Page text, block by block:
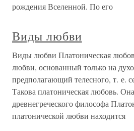
рождения Вселенной. По его
Виды любви
Виды любви Платоническая
любви, основанный только на
предполагающий телесного, т. е.
Такова платоническая любовь.
древнегреческого философа
платонической любви находится